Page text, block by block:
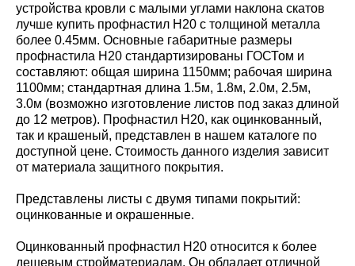
устройства кровли с малыми углами наклона скатов
лучше купить профнастил Н20 с толщиной металла
более 0.45мм. Основные габаритные размеры
профнастила Н20 стандартизированы ГОСТом и
составляют: общая ширина 1150мм; рабочая ширина
1100мм; стандартная длина 1.5м, 1.8м, 2.0м, 2.5м,
3.0м (возможно изготовление листов под заказ длиной
до 12 метров). Профнастил Н20, как оцинкованный,
так и крашеный, представлен в нашем каталоге по
доступной цене. Стоимость данного изделия зависит
от материала защитного покрытия.
Представлены листы с двумя типами покрытий:
оцинкованные и окрашенные.
Оцинкованный профнастил Н20 относится к более
дешевым стройматериалам. Он обладает отличной